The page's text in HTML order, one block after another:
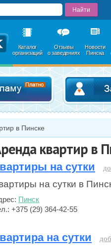
Каталог
организаций
Отзывы
о заведениях
Новости
Пинска
Добавить в
в Пинске
квартир в
на сутки
на сутки в
Пинск
+375 (29) 364-42-55
на сутки